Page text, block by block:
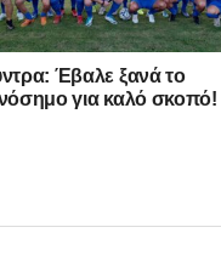
Έβαλε ξανά το
για καλό σκοπό!